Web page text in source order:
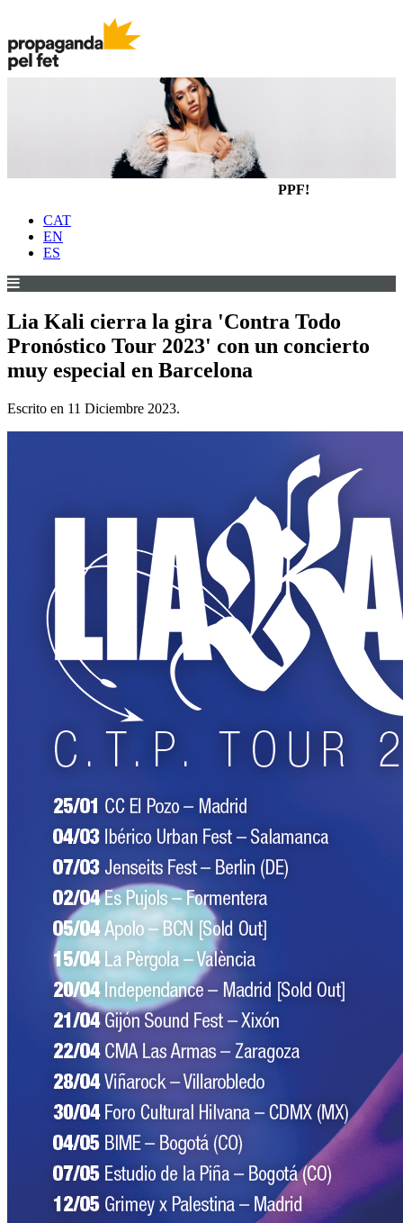
PPF!
CAT
EN
ES
Lia Kali cierra la gira 'Contra Todo
Pronóstico Tour 2023' con un concierto
muy especial en Barcelona
Escrito en 11 Diciembre 2023.